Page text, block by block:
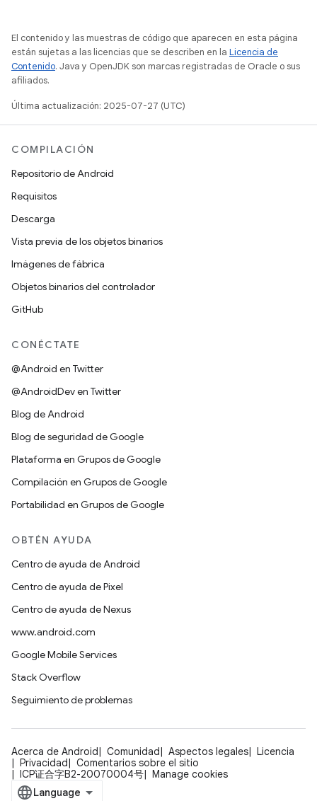
El contenido y las muestras de código que aparecen en esta página
están sujetas a las licencias que se describen en la Licencia de
Contenido. Java y OpenJDK son marcas registradas de Oracle o sus
afiliados.
Última actualización: 2025-07-27 (UTC)
COMPILACIÓN
Repositorio de Android
Requisitos
Descarga
Vista previa de los objetos binarios
Imágenes de fábrica
Objetos binarios del controlador
GitHub
CONÉCTATE
@Android en Twitter
@AndroidDev en Twitter
Blog de Android
Blog de seguridad de Google
Plataforma en Grupos de Google
Compilación en Grupos de Google
Portabilidad en Grupos de Google
OBTÉN AYUDA
Centro de ayuda de Android
Centro de ayuda de Pixel
Centro de ayuda de Nexus
www.android.com
Google Mobile Services
Stack Overflow
Seguimiento de problemas
Acerca de Android Comunidad Aspectos legales
Licencia
Privacidad
Comentarios sobre el sitio
ICP证合字B2-20070004号
Manage cookies